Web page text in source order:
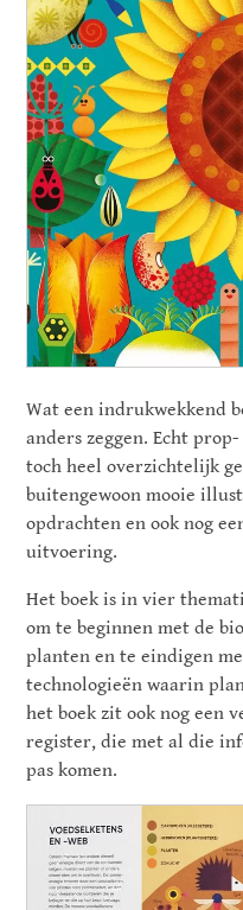
Wat een indrukwekkend
anders zeggen. Echt
toch heel overzichtelijk
buitengewoon mooie
opdrachten en ook nog
uitvoering.
Het boek is in vier
om te beginnen met de
planten en te eindigen
technologieën waarin
het boek zit ook nog een
register, die met al die
pas komen.